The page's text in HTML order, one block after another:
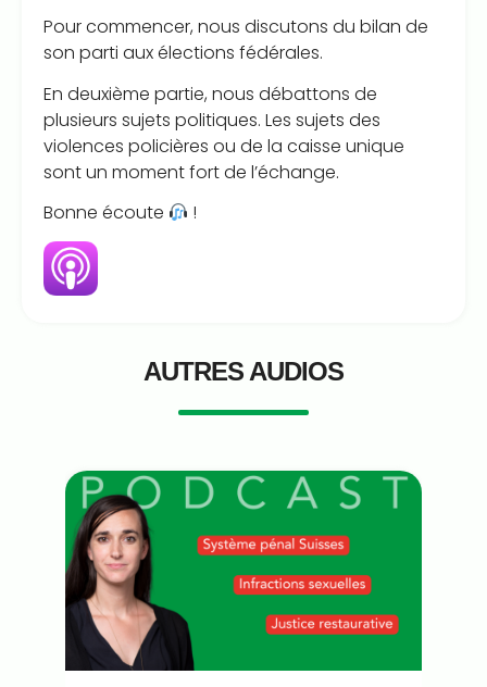
Pour commencer, nous discutons du bilan de
son parti aux élections fédérales.
En deuxième partie, nous débattons de
plusieurs sujets politiques. Les sujets des
violences policières ou de la caisse unique
sont un moment fort de l’échange.
Bonne écoute
!
AUTRES AUDIOS